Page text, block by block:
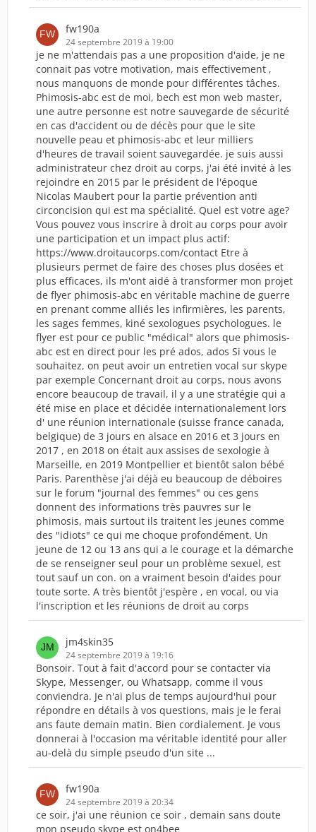
fw190a
24 septembre 2019 à 19:00
je ne m'attendais pas a une proposition d'aide, je ne
connait pas votre motivation, mais effectivement ,
nous manquons de monde pour différentes tâches.
Phimosis-abc est de moi, bech est mon web master,
une autre personne est notre sauvegarde de sécurité
en cas d'accident ou de décès pour que le site
nouvelle peau et phimosis-abc et leur milliers
d'heures de travail soient sauvegardée. je suis aussi
administrateur chez droit au corps, j'ai été invité à les
rejoindre en 2015 par le président de l'époque
Nicolas Maubert pour la partie prévention anti
circoncision qui est ma spécialité. Quel est votre age?
Vous pouvez vous inscrire à droit au corps pour avoir
une participation et un impact plus actif:
https://www.droitaucorps.com/contact Etre à
plusieurs permet de faire des choses plus dosées et
plus efficaces, ils m'ont aidé à transformer mon projet
de flyer phimosis-abc en véritable machine de guerre
en prenant comme alliés les infirmières, les parents,
les sages femmes, kiné sexologues psychologues. le
flyer est pour ce public "médical" alors que phimosis-
abc est en direct pour les pré ados, ados Si vous le
souhaitez, on peut avoir un entretien vocal sur skype
par exemple Concernant droit au corps, nous avons
encore beaucoup de travail, il y a une stratégie qui a
été mise en place et décidée internationalement lors
d' une réunion internationale (suisse france canada,
belgique) de 3 jours en alsace en 2016 et 3 jours en
2017 , en 2018 on était aux assises de sexologie à
Marseille, en 2019 Montpellier et bientôt salon bébé
Paris. Parenthèse j'ai déjà eu beaucoup de déboires
sur le forum "journal des femmes" ou ces gens
donnent des informations très pauvres sur le
phimosis, mais surtout ils traitent les jeunes comme
des "idiots" ce qui me choque profondément. Un
jeune de 12 ou 13 ans qui a le courage et la démarche
de se renseigner seul pour un problème sexuel, est
tout sauf un con. on a vraiment besoin d'aides pour
toute sorte. A très bientôt j'espère , en vocal, ou via
l'inscription et les réunions de droit au corps
jm4skin35
24 septembre 2019 à 19:16
Bonsoir. Tout à fait d'accord pour se contacter via
Skype, Messenger, ou Whatsapp, comme il vous
conviendra. Je n'ai plus de temps aujourd'hui pour
répondre en détails à vos questions, mais je le ferai
ans faute demain matin. Bien cordialement. Je vous
donnerai à l'occasion ma véritable identité pour aller
au-delà du simple pseudo d'un site ...
fw190a
24 septembre 2019 à 20:34
ce soir, j'ai une réunion ce soir , demain sans doute
mon pseudo skype est on4bee